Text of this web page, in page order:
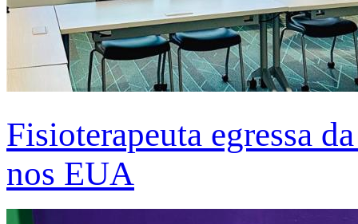
Fisioterapeuta egressa
nos EUA